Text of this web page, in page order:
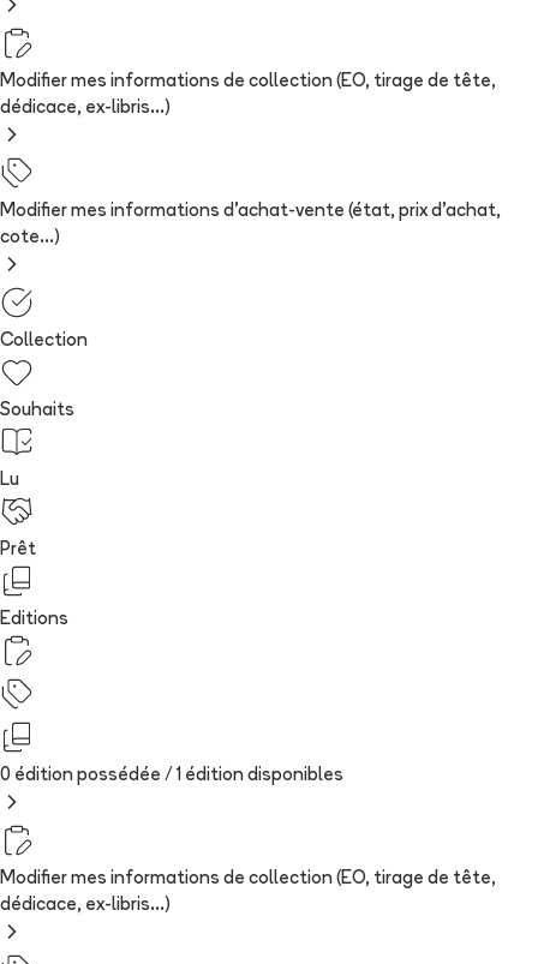
Modifier mes informations de collection (EO, tirage de tête,
dédicace, ex-libris...)
Modifier mes informations d'achat-vente (état, prix d'achat,
cote...)
Collection
Souhaits
Lu
Prêt
Editions
0 édition possédée / 1 édition disponibles
Modifier mes informations de collection (EO, tirage de tête,
dédicace, ex-libris...)